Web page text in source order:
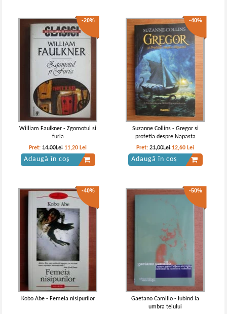
-20%
William Faulkner - Zgomotul si
furia
Pret:14,00Lei 11,20 Lei
Adaugă în coș
-40%
Suzanne Collins - Gregor si
profetia despre Napasta
Pret:21,00Lei 12,60 Lei
Adaugă în coș
-40%
Kobo Abe - Femeia nisipurilor
-50%
Gaetano Camillo - Iubind la
umbra teiului